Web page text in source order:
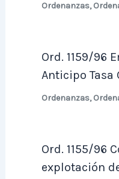
Ordenanzas,
Ord. 1159/96
Anticipo Tasa
Ordenanzas,
Ord. 1155/96
explotación